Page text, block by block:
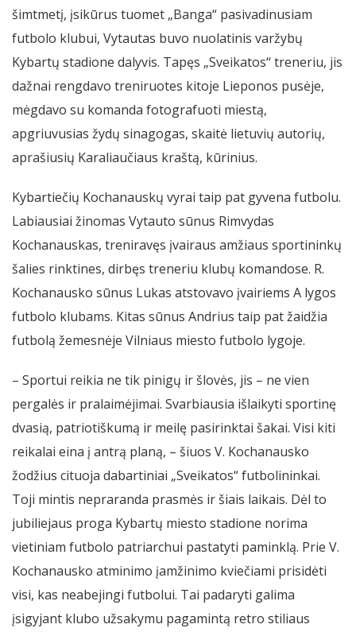
šimtmetį, įsikūrus tuomet „Banga“ pasivadinusiam
futbolo klubui, Vytautas buvo nuolatinis varžybų
Kybartų stadione dalyvis. Tapęs „Sveikatos“ treneriu, jis
dažnai rengdavo treniruotes kitoje Lieponos pusėje,
mėgdavo su komanda fotografuoti miestą,
apgriuvusias žydų sinagogas, skaitė lietuvių autorių,
aprašiusių Karaliaučiaus kraštą, kūrinius.
Kybartiečių Kochanauskų vyrai taip pat gyvena futbolu.
Labiausiai žinomas Vytauto sūnus Rimvydas
Kochanauskas, treniravęs įvairaus amžiaus sportininkų
šalies rinktines, dirbęs treneriu klubų komandose. R.
Kochanausko sūnus Lukas atstovavo įvairiems A lygos
futbolo klubams. Kitas sūnus Andrius taip pat žaidžia
futbolą žemesnėje Vilniaus miesto futbolo lygoje.
– Sportui reikia ne tik pinigų ir šlovės, jis – ne vien
pergalės ir pralaimėjimai. Svarbiausia išlaikyti sportinę
dvasią, patriotiškumą ir meilę pasirinktai šakai. Visi kiti
reikalai eina į antrą planą, – šiuos V. Kochanausko
žodžius cituoja dabartiniai „Sveikatos“ futbolininkai.
Toji mintis nepraranda prasmės ir šiais laikais. Dėl to
jubiliejaus proga Kybartų miesto stadione norima
vietiniam futbolo patriarchui pastatyti paminklą. Prie V.
Kochanausko atminimo įamžinimo kviečiami prisidėti
visi, kas neabejingi futbolui. Tai padaryti galima
įsigyjant klubo užsakymu pagamintą retro stiliaus